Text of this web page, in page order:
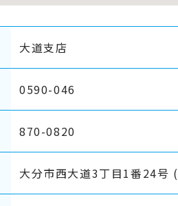
大道支店
0590-046
870-0820
大分市西大道3丁目1番24号 (